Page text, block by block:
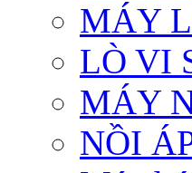
MÁY
LÒ VI
MÁY
NỒI